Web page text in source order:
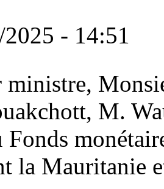
- 14:51
ministre,
M.
Fonds
la Mauritanie